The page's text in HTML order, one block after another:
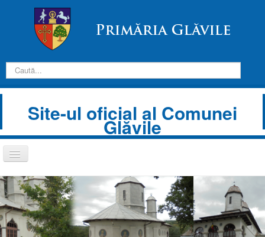
Site-ul oficial al Comunei
Glăvile
Comută
navigarea
Despre Noi
Informații de interes public
Transparență decizională